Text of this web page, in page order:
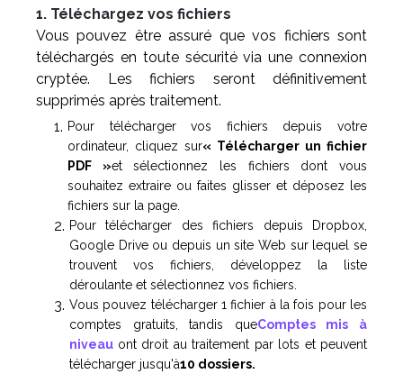
1. Téléchargez vos fichiers
Vous pouvez être assuré que vos fichiers sont
téléchargés en toute sécurité via une connexion
cryptée. Les fichiers seront définitivement
supprimés après traitement.
Pour télécharger vos fichiers depuis votre
ordinateur, cliquez sur« Télécharger un fichier
PDF »et sélectionnez les fichiers dont vous
souhaitez extraire ou faites glisser et déposez les
fichiers sur la page.
Pour télécharger des fichiers depuis Dropbox,
Google Drive ou depuis un site Web sur lequel se
trouvent vos fichiers, développez la liste
déroulante et sélectionnez vos fichiers.
Vous pouvez télécharger 1 fichier à la fois pour les
comptes gratuits, tandis queComptes mis à
niveau ont droit au traitement par lots et peuvent
télécharger jusqu'à10 dossiers.